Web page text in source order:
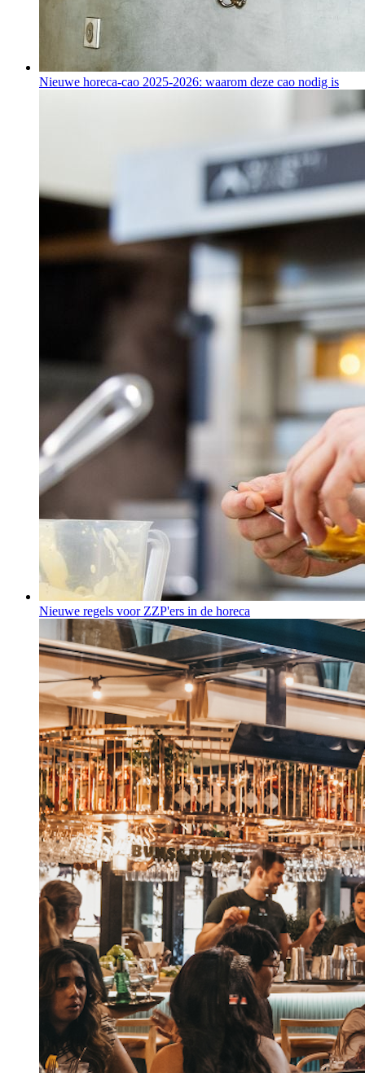
Nieuwe horeca-cao 2025-2026: waarom deze cao nodig is
Nieuwe regels voor ZZP'ers in de horeca